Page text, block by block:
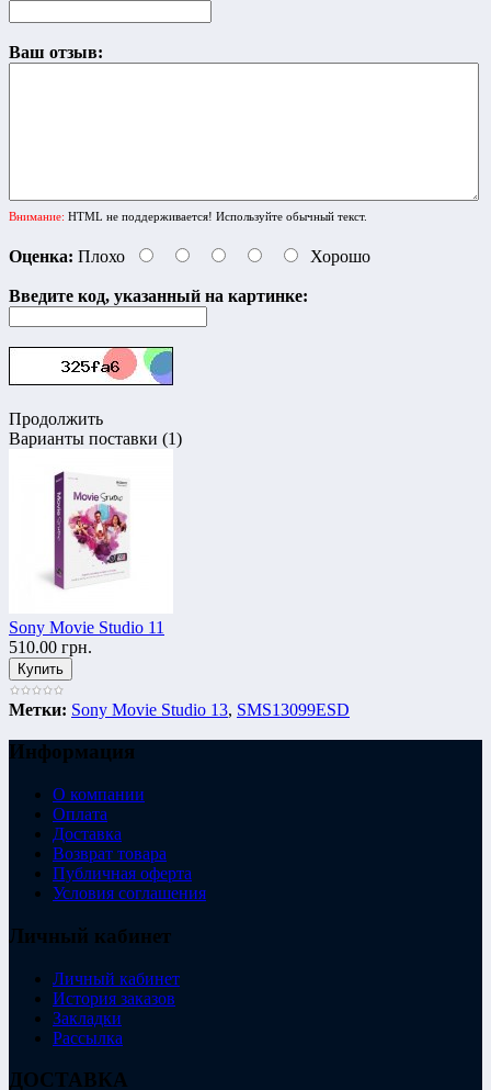
Ваш отзыв:
Внимание: HTML не поддерживается! Используйте обычный текст.
Оценка: Плохо Хорошо
Введите код, указанный на картинке:
Продолжить
Варианты поставки (1)
Sony Movie Studio 11
510.00 грн.
Метки: Sony Movie Studio 13, SMS13099ESD
Информация
О компании
Оплата
Доставка
Возврат товара
Публичная оферта
Условия соглашения
Личный кабинет
Личный кабинет
История заказов
Закладки
Рассылка
ДОСТАВКА